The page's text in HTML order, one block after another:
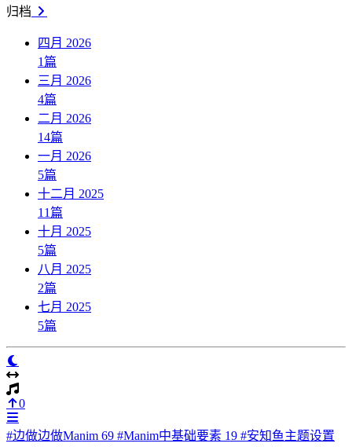
归档
四月 2026
1篇
三月 2026
4篇
二月 2026
14篇
一月 2026
5篇
十二月 2025
11篇
十月 2025
5篇
八月 2025
2篇
七月 2025
5篇
0
#边做边做Manim 69 #Manim中基础要素 19 #安知鱼主题设置